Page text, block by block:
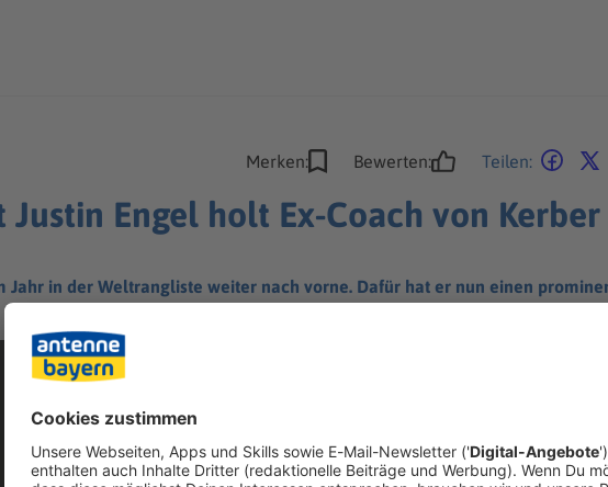
Merken: Bewerten: Teilen:
Justin Engel holt Ex-Coach von Kerber
Jahr in der Weltrangliste weiter nach vorne. Dafür hat er nun einen